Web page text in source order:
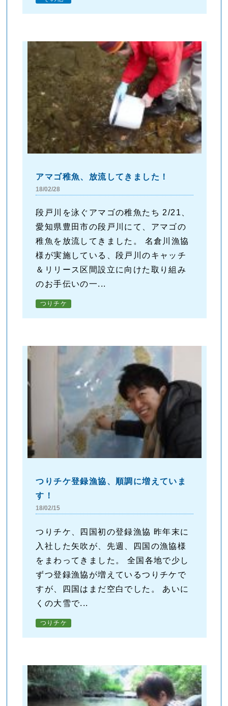
アマゴ稚魚、放流してきました！
18/02/28
段戸川を泳ぐアマゴの稚魚たち 2/21、
愛知県豊田市の段戸川にて、アマゴの
稚魚を放流してきました。 名倉川漁協
様が実施している、段戸川のキャッチ
＆リリース区間設立に向けた取り組み
のお手伝いの一...
つりチケ
つりチケ登録漁協、順調に増えていま
す！
18/02/15
つりチケ、四国初の登録漁協 昨年末に
入社した矢吹が、先週、四国の漁協様
をまわってきました。 全国各地で少し
ずつ登録漁協が増えているつりチケで
すが、四国はまだ空白でした。 あいに
くの大雪で...
つりチケ